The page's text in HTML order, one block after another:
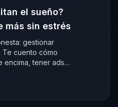
el sueño?
más sin estrés
gestionar
Te cuento cómo
encima, tener ads